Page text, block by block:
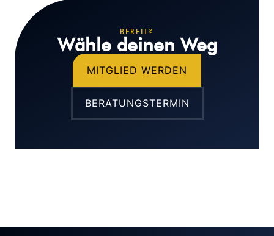
BEREIT?
Wähle deinen Weg
MITGLIED WERDEN
BERATUNGSTERMIN